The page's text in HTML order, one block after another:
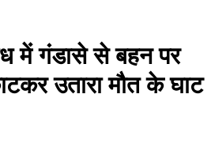
में गंडासे से बहन पर
उतारा मौत के घाट